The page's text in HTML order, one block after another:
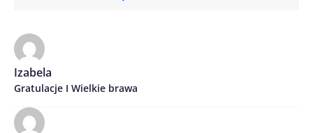
Treść komentarza*
Imię/ Nick*
Izabela
Gratulacje I Wielkie brawa